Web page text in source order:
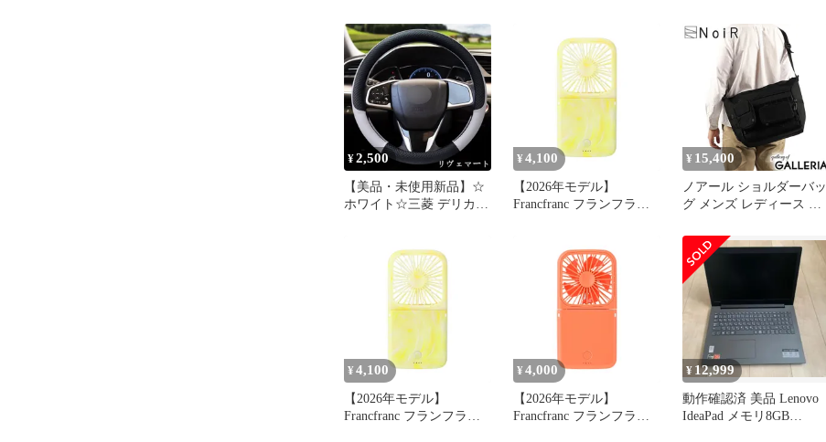
爆光 車検対応 12v 2球セ
ット LEDフォグランプ
LEDヘッドライト ハイビ
ーム 12v f056
(H8/H11/H16共用 0
ー レザーステアリングホ
イールカバー 円形 O型 S
サイズ 38CM DELICA D2
アクセサリーA260512
¥2,500
【美品・未使用新品】☆
ホワイト☆三菱 デリカ
イールカバー 円形 O型 S
サイズ 38CM DELICA D2
アクセサリーA260514
¥ 4,100
【2026年モデル】
Francfranc フランフラン
エロー 携帯扇風機 風量5
段階調整 二つ折り可能
モバイルバッテリー 機能
付き USB充電 Type-C対
¥ 15,400
ノアール ショルダーバッ
グ メンズ レディース 大
軽い 大人 A4 12.6L 大容
量 ショルダー バッグ 撥
水 ブランド おしゃれ カ
ジュアル ポーチ付 Tweak
shoulder N25005
BallisticBlack
¥ 4,100
【2026年モデル】
Francfranc フランフラン
¥ 4,000
【2026年モデル】
Francfranc フランフラン
¥ 12,999
動作確認済 美品 Lenovo
IdeaPad メモリ8GB